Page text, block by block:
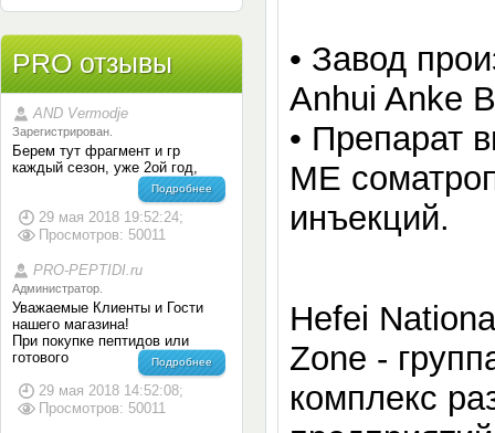
PRO отзывы
AND Vermodje
Зарегистрирован.
Берем тут фрагмент и гр
каждый сезон, уже 2ой год,
Подробнее
29 мая 2018 19:52:24;
Просмотров: 50011
PRO-PEPTIDI.ru
Администратор.
Уважаемые Клиенты и Гости
нашего магазина!
При покупке пептидов или
готового
Подробнее
29 мая 2018 14:52:08;
Просмотров: 50011
• Завод
Anhui Anke
• Препарат
МЕ
инъекций.
Hefei
Zonе -
комплекс